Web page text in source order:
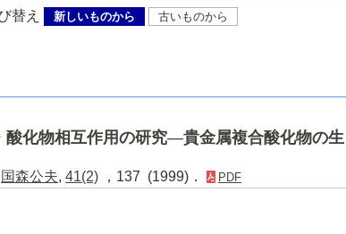
え 新しいものから 古いものから
酸化物相互作用の研究―貴金属複合酸化物の生
国森公夫, 41(2) ，137 (1999)． PDF